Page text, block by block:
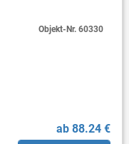
ab 88.24 €
Objekt-Nr.60330